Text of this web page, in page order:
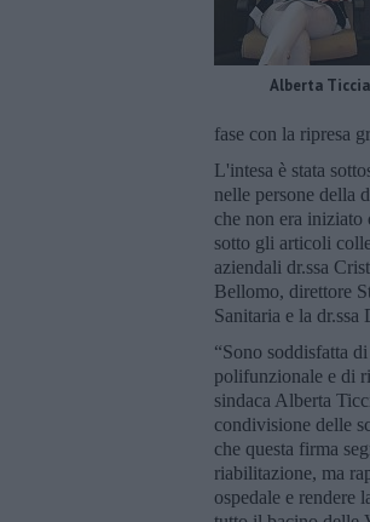
Alberta
fase con la ripresa
L'intesa è stata
nelle persone della
che non era
sotto gli articoli
aziendali dr.ssa
Bellomo, direttore
Sanitaria e la
“Sono soddisfatta
polifunzionale e di
sindaca Alberta
condivisione delle
che questa firma
riabilitazione, ma
ospedale e